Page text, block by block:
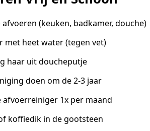
afvoeren (keuken, badkamer, douche)
met heet water (tegen vet)
haar uit doucheputje
doen om de 2-3 jaar
1x per maand
koffiedik in de gootsteen